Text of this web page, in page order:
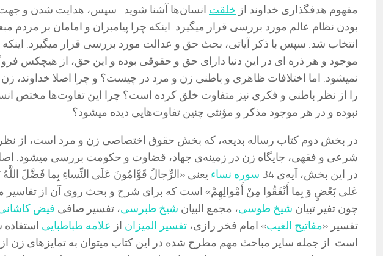
مفهوم هدفگذاری خداوند از خلقت انسان‌ها آشنا شوید. سپس، هدایت شدن و جهت
بودن نظام عالم مورد بررسی قرار میگیرد. اینکه چرا پیامبران و امامان بر مردم
انتخاب شد. سپس با ذکر آیاتی، بحث حق و عدالت مورد بررسی قرار میگیرد. اینکه
موجود و هر ذره ای در این دنیا دارای حق و حقوقی بوده و این حق، از هیچکس
نمیشود. اما اختلافات ظاهری و باطنی زن و مرد در چیست؟ و چرا اصلا خداوند،
را از نظر باطنی و فکری نیز متفاوت خلق کرده است؟ چرا این تفاوت‌ها مختص
نبوده و در هر موجود مذکر و مؤنثی چنین تفاوت‌هایی دیده میشود؟
در بخش دوم کتاب رساله بدیعه، که بخش حقوق اختصاصی زن و مرد است، از نظر
شرعی و فقهی، جایگاه زن در زمینه‌ی جهاد، قضاوت و حكومت‌ بررسی میشود.
در این بخش، آیه‌ی 34
سوره نساء یعنی «الرِّجالُ قَوَّامُونَ عَلَى النِّساءِ بِما فَضَّلَ
عَلى‌ بَعْضٍ وَ بِما أَنْفَقُوا مِنْ أَمْوالِهِمْ‌» است که برای شرح و بحث روی آن از تفاسیر
چون تفیر تبیان شیخ طوسی، مجمع البیان شیخ طبرسی، تفسیر صافی فیض
تفسیر «مفاتیح الغیب» امام فخر رازی، تفسیر المیزان از علامه طباطبایی
است. از جمله سایر مباحث مهم مطرح شده در این کتاب میتوان به تمایزهای زن